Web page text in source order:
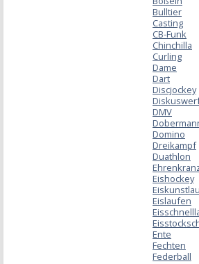
Bulltier
Casting
CB-Funk
Chinchilla
Curling
Dame
Dart
Discjockey
DMV
Domino
Dreikampf
Duathlon
Eishockey
Eislaufen
Ente
Fechten
Federball